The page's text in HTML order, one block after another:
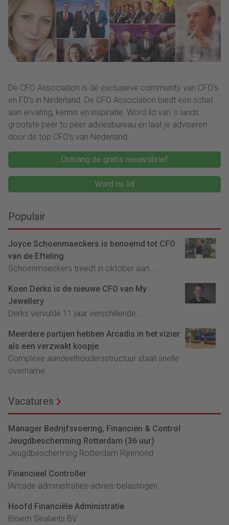
De CFO Association is dé exclusieve community van CFO's
en FD's in Nederland. De CFO Association biedt een schat
aan ervaring, kennis en inspiratie. Word lid van ‘s lands
grootste peer to peer adviesbureau en laat je adviseren
door de top CFO's van Nederland.
Ontvang de gratis nieuwsbrief
Word nu lid
Populair
Joyce Schoenmaeckers is benoemd tot CFO
van de Efteling
Schoenmaeckers treedt in oktober aan....
Koen Derks is de nieuwe CFO van My
Jewellery
Derks vervulde 11 jaar verschillende...
Meerdere partijen hebben Arcadis in het vizier
als een verzwakt koopje
Complexe aandeelhoudersstructuur staat snelle
overname...
Vacatures
Manager Bedrijfsvoering, Financiën & Control
Jeugdbescherming Rotterdam (36 uur)
Jeugdbescherming Rotterdam Rijnmond
Financieel Controller
lArcade administraties-advies-belastingen
Hoofd Financiële Administratie
Bloem Sealants BV